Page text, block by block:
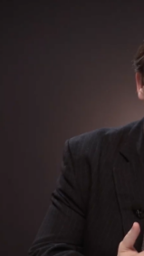
Заголовок
Фотография
Ссылка на